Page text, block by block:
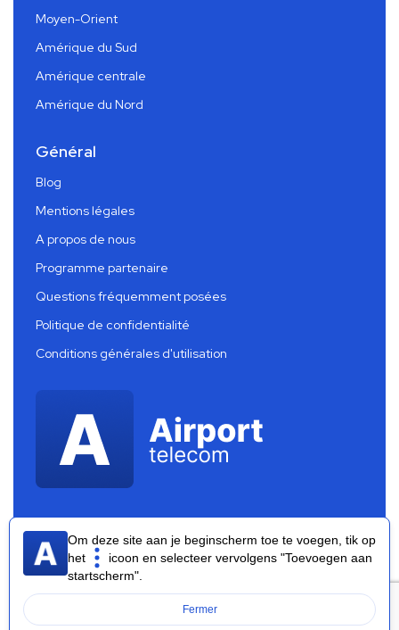
Moyen-Orient
Amérique du Sud
Amérique centrale
Amérique du Nord
Général
Blog
Mentions légales
A propos de nous
Programme partenaire
Questions fréquemment posées
Politique de confidentialité
Conditions générales d'utilisation
Airport Telecom 2026 ®
Om deze site aan je beginscherm toe te voegen, tik op
het
icoon en selecteer vervolgens "Toevoegen aan
startscherm".
Fermer